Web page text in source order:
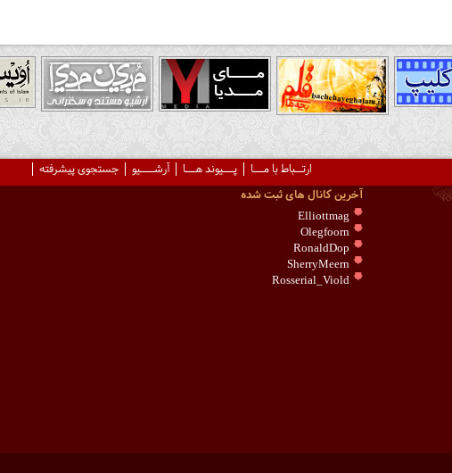
ارتــباط با مـــا پـــیوند هـــا آرشــــیو جستجوی پیشرفته
آخرین کانال های ثبت شده
Elliottmag
Olegfoorn
RonaldDop
SherryMeern
Rosserial_Viold